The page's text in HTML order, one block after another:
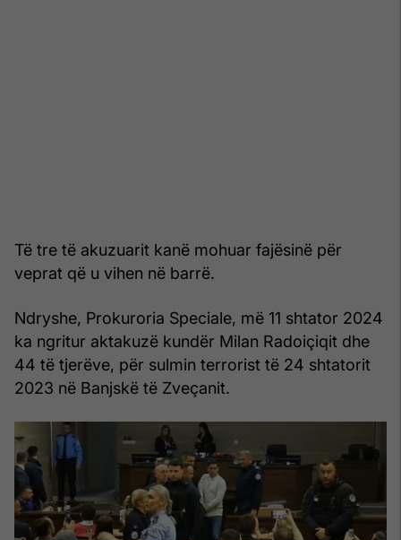
Të tre të akuzuarit kanë mohuar fajësinë për
veprat që u vihen në barrë.
Ndryshe, Prokuroria Speciale, më 11 shtator 2024
ka ngritur aktakuzë kundër Milan Radoiçiqit dhe
44 të tjerëve, për sulmin terrorist të 24 shtatorit
2023 në Banjskë të Zveçanit.